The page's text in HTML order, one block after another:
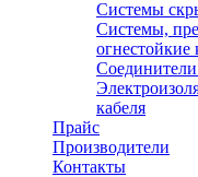
Системы
Системы,
огнестойкие
кабеля
Прайс
Производители
Контакты